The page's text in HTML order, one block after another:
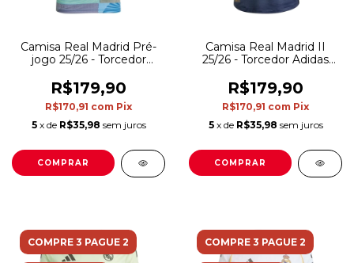
Camisa Real Madrid Pré-
jogo 25/26 - Torcedor
R$179,90
R$170,91 com Pix
5 x de R$35,98 sem juros
COMPRAR
Camisa Real Madrid II
25/26 - Torcedor Adidas
detalhes em amarelo
R$179,90
R$170,91 com Pix
5 x de R$35,98 sem juros
COMPRAR
COMPRE 3 PAGUE 2 COMPRE 3 PAGUE 2